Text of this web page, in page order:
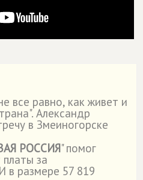
все равно, как живет и
Александр
в Змеиногорске
РОССИЯ" помог
платы за
в размере 57 819